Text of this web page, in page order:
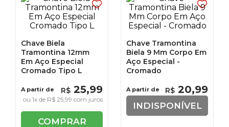
Chave Biela
Tramontina 12mm
Em Aço Especial
Cromado Tipo L
A partir de R$ 25,99
ou1x de R$ 25,99 com juros
COMPRAR
Chave Tramontina
Biela 9 Mm Corpo Em
Aço Especial -
Cromado
A partir de R$ 20,99
INDISPONÍVEL